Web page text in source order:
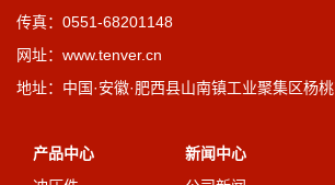
传真：0551-68201148
网址：www.tenver.cn
地址：中国·安徽·肥西县山南镇工业聚集区杨
产品中心
新闻中心